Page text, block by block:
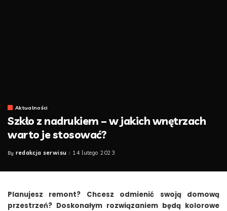
Aktualności
Szkło z nadrukiem – w jakich wnętrzach
warto je stosować?
Posted
By redakcja serwisu 14 lutego 2023
Planujesz remont? Chcesz odmienić swoją domową
przestrzeń? Doskonałym rozwiązaniem będą kolorowe